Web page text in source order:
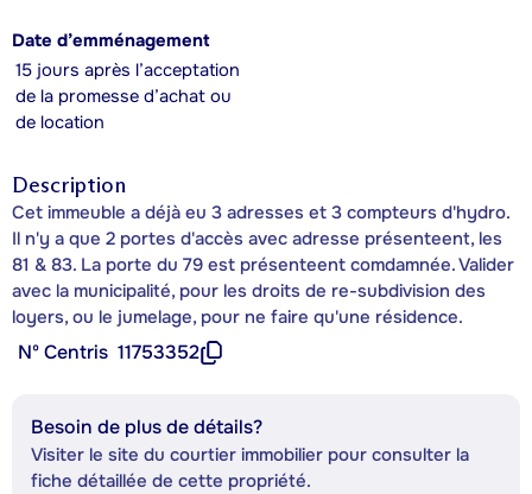
Date d’emménagement
15 jours après l’acceptation
de la promesse d’achat ou
de location
Description
Cet immeuble a déjà eu 3 adresses et 3 compteurs d'hydro.
Il n'y a que 2 portes d'accès avec adresse présenteent, les
81 & 83. La porte du 79 est présenteent comdamnée. Valider
avec la municipalité, pour les droits de re-subdivision des
loyers, ou le jumelage, pour ne faire qu'une résidence.
Nº Centris 11753352
Besoin de plus de détails?
Visiter le site du courtier immobilier pour consulter la
fiche détaillée de cette propriété.